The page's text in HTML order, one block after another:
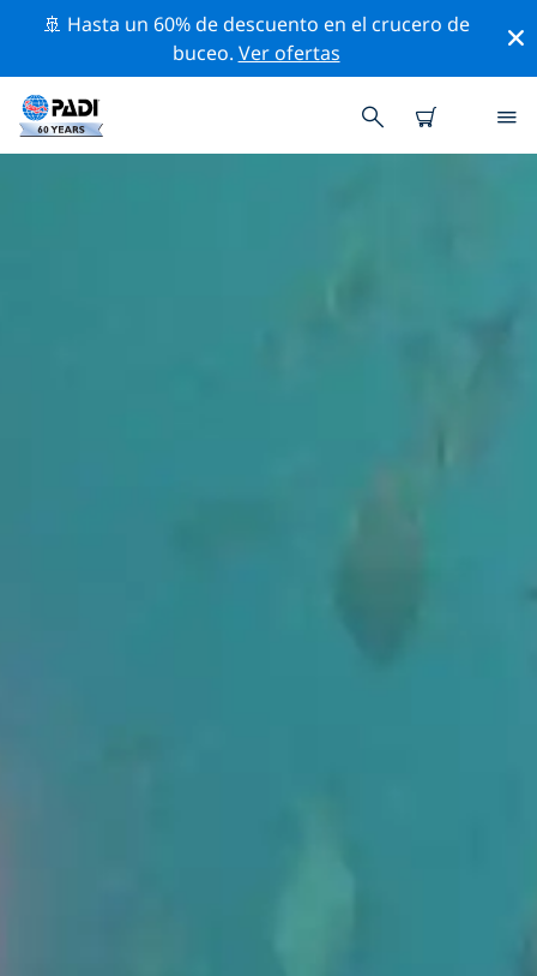
🚢 Hasta un 60% de descuento en el crucero de
buceo. Ver ofertas